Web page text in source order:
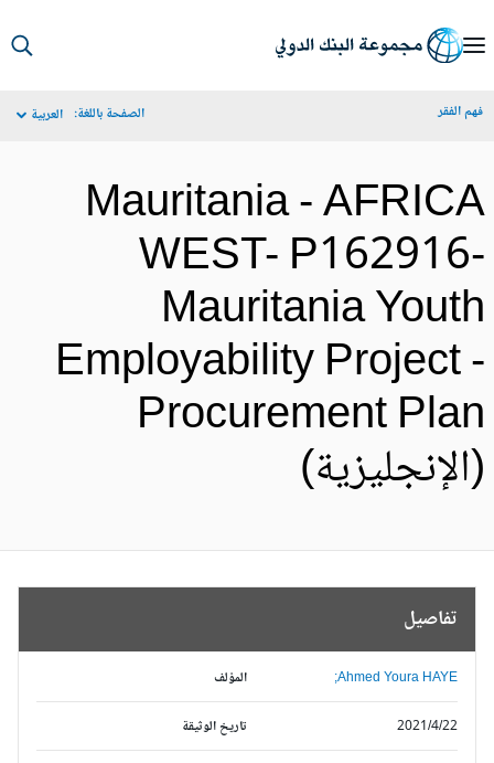
الفقر الصفحة باللغة: العربية
Mauritania -
WEST-
Mauritania
Employability Project
Procurement
تفاصيل
المؤلف Ahmed Youra HAYE;
تاريخ الوثيقة 2021/4/22